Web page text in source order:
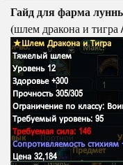
Гайд для фарма
(шлем дракона и тигра /